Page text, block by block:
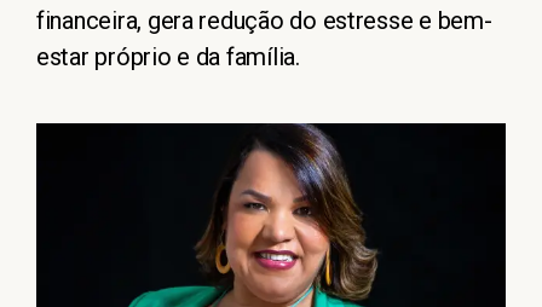
financeira, gera redução do estresse e bem-
estar próprio e da família.